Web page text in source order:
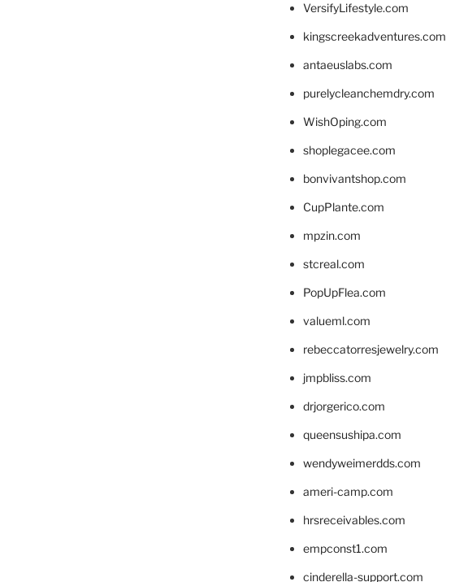
VersifyLifestyle.com
kingscreekadventures.com
antaeuslabs.com
purelycleanchemdry.com
WishOping.com
shoplegacee.com
bonvivantshop.com
CupPlante.com
mpzin.com
stcreal.com
PopUpFlea.com
valueml.com
rebeccatorresjewelry.com
jmpbliss.com
drjorgerico.com
queensushipa.com
wendyweimerdds.com
ameri-camp.com
hrsreceivables.com
empconst1.com
cinderella-support.com